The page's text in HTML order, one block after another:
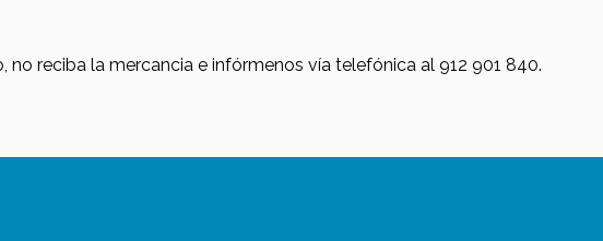
reciba la mercancia e infórmenos vía telefónica al 912 901 840.